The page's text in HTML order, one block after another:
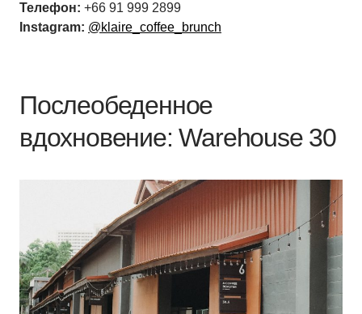
Телефон: +66 91 999 2899
Instagram: @klaire_coffee_brunch
Послеобеденное
вдохновение: Warehouse 30